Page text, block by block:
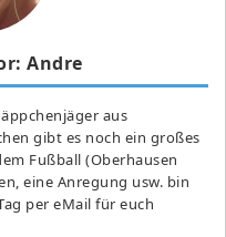
Andre
aus
gibt es noch ein großes
Fußball (Oberhausen
eine Anregung usw. bin
per eMail für euch